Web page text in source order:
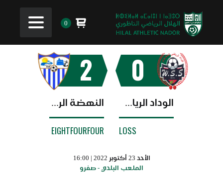
0
0
الوداد الرياضي الصفريوي
LOSS
2
النهضة الرياضية مرتيل
EIGHTFOURFOUR
الأحد 23 أكتوبر 2022 | 16:00
الملعب البلدي - صفرو